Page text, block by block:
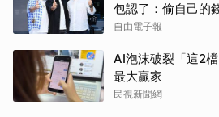
包認了：偷自己的
自由電子報
AI泡沫破裂「這2
最大贏家
民視新聞網